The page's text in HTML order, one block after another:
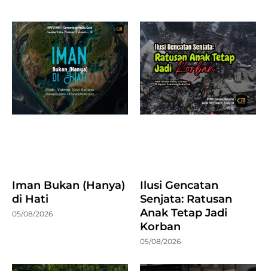
Iman Bukan (Hanya)
di Hati
05/08/2026
Ilusi Gencatan
Senjata: Ratusan
Anak Tetap Jadi
Korban
05/08/2026